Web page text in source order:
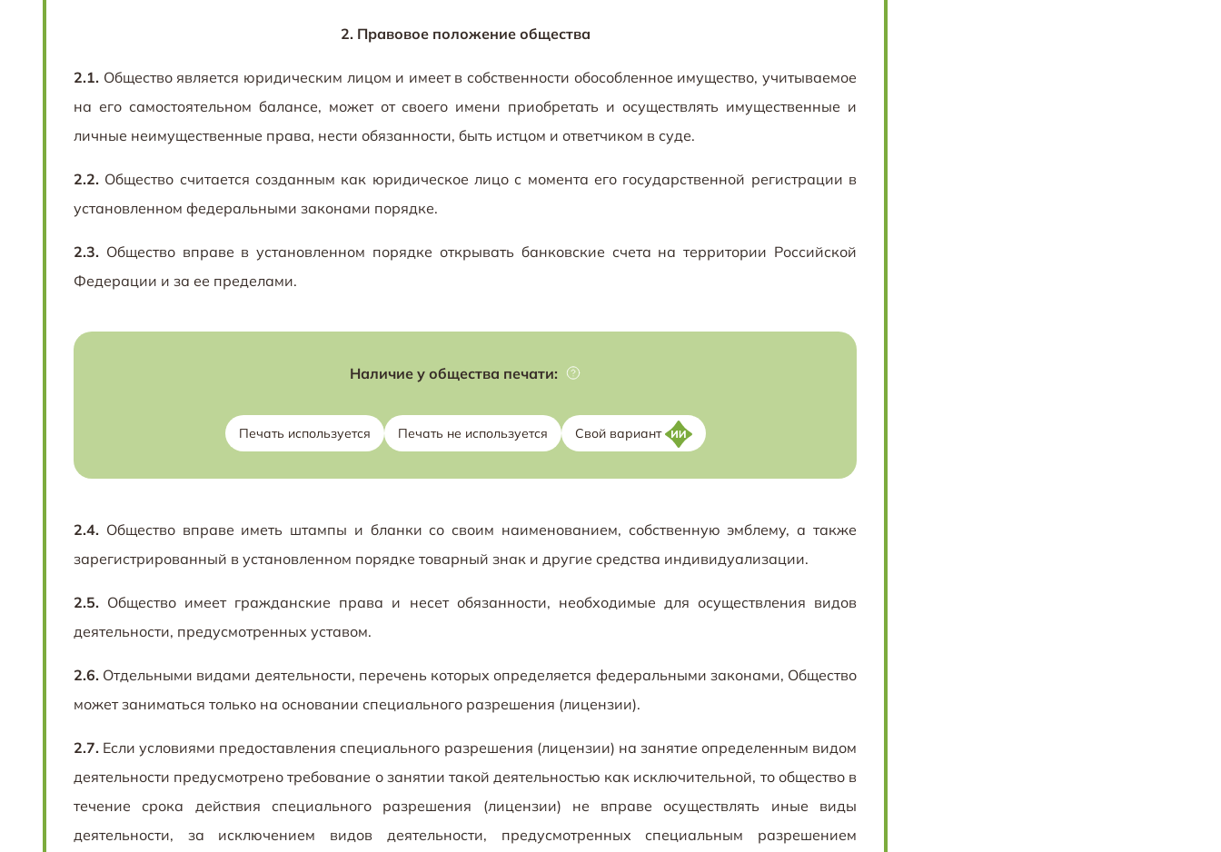
2. Правовое положение общества
2.1. Общество является юридическим лицом и имеет в собственности обособленное имущество, учитываемое
на его самостоятельном балансе, может от своего имени приобретать и осуществлять имущественные и
личные неимущественные права, нести обязанности, быть истцом и ответчиком в суде.
2.2. Общество считается созданным как юридическое лицо с момента его государственной регистрации в
установленном федеральными законами порядке.
2.3. Общество вправе в установленном порядке открывать банковские счета на территории Российской
Федерации и за ее пределами.
Наличие у общества печати:
Печать используется Печать не используется Свой вариант
2.4. Общество вправе иметь штампы и бланки со своим наименованием, собственную эмблему, а также
зарегистрированный в установленном порядке товарный знак и другие средства индивидуализации.
2.5. Общество имеет гражданские права и несет обязанности, необходимые для осуществления видов
деятельности, предусмотренных уставом.
2.6. Отдельными видами деятельности, перечень которых определяется федеральными законами, Общество
может заниматься только на основании специального разрешения (лицензии).
2.7. Если условиями предоставления специального разрешения (лицензии) на занятие определенным видом
деятельности предусмотрено требование о занятии такой деятельностью как исключительной, то общество в
течение срока действия специального разрешения (лицензии) не вправе осуществлять иные виды
деятельности, за исключением видов деятельности, предусмотренных специальным разрешением